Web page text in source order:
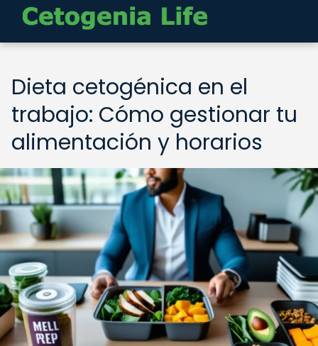
Dieta cetogénica en el
trabajo: Cómo gestionar tu
alimentación y horarios